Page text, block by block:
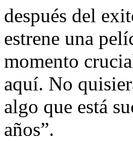
después del
estrene una
momento
aquí. No
algo que está
años”.